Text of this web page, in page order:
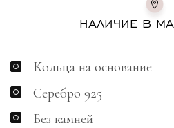
Кольца на основание
Серебро 925
Без камней
НАЛИЧИЕ В